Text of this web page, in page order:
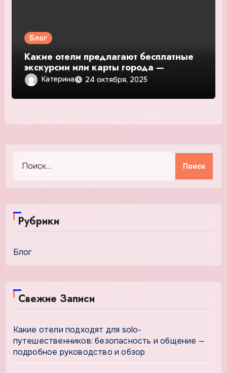
Блог
Какие отели предлагают бесплатные
экскурсии или карты города —
подробное руководство и обзор
Катерина 24 октября, 2025
Рубрики
Блог
Свежие Записи
Какие отели подходят для solo-
путешественников: безопасность и общение —
подробное руководство и обзор